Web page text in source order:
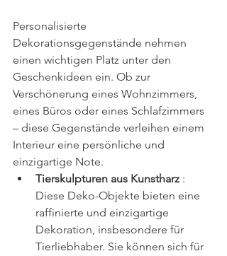
Personalisierte
Dekorationsgegenstände nehmen
einen wichtigen Platz unter den
Geschenkideen ein. Ob zur
Verschönerung eines Wohnzimmers,
eines Büros oder eines Schlafzimmers
– diese Gegenstände verleihen einem
Interieur eine persönliche und
einzigartige Note.
Tierskulpturen aus Kunstharz :
Diese Deko-Objekte bieten eine
raffinierte und einzigartige
Dekoration, insbesondere für
Tierliebhaber. Sie können sich für